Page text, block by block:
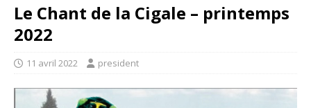
Le Chant de la Cigale – printemps
2022
11 avril 2022 president